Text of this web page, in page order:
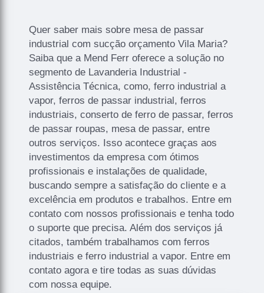
Quer saber mais sobre mesa de passar
industrial com sucção orçamento Vila Maria?
Saiba que a Mend Ferr oferece a solução no
segmento de Lavanderia Industrial -
Assistência Técnica, como, ferro industrial a
vapor, ferros de passar industrial, ferros
industriais, conserto de ferro de passar, ferros
de passar roupas, mesa de passar, entre
outros serviços. Isso acontece graças aos
investimentos da empresa com ótimos
profissionais e instalações de qualidade,
buscando sempre a satisfação do cliente e a
excelência em produtos e trabalhos. Entre em
contato com nossos profissionais e tenha todo
o suporte que precisa. Além dos serviços já
citados, também trabalhamos com ferros
industriais e ferro industrial a vapor. Entre em
contato agora e tire todas as suas dúvidas
com nossa equipe.